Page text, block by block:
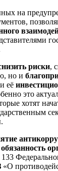
на
риски,
но и
её
это
хотят
обязанность
«О